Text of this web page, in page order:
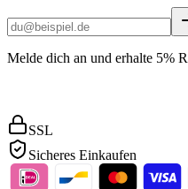
Melde dich an und erhalte 5%
SSL
Sicheres Einkaufen